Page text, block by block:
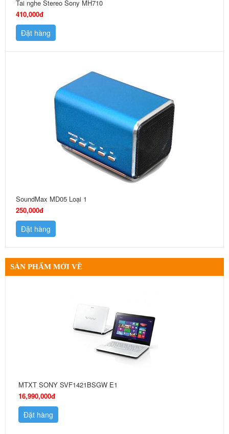
Tai nghe Stereo Sony MH710
410,000đ
Đặt hàng
SoundMax MD05 Loại 1
250,000đ
Đặt hàng
SẢN PHẨM MỚI VỀ
MTXT SONY SVF1421BSGW E1
16,990,000đ
Đặt hàng